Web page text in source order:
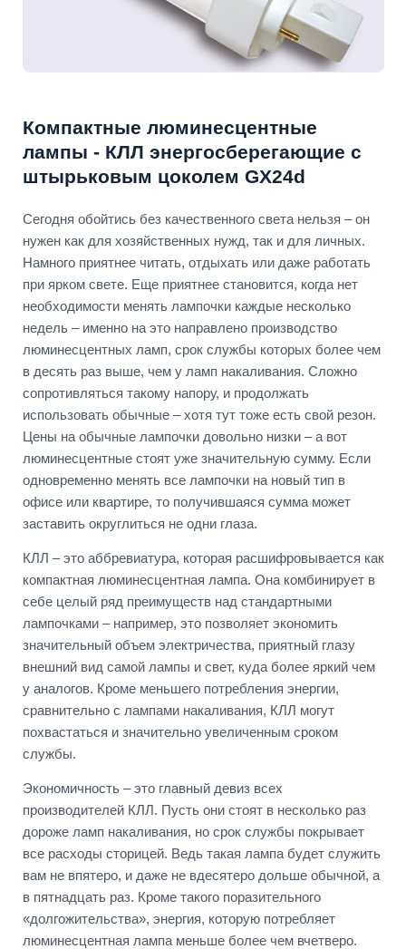
Компактные люминесцентные
лампы - КЛЛ энергосберегающие с
штырьковым цоколем GX24d
Сегодня обойтись без качественного света нельзя – он
нужен как для хозяйственных нужд, так и для личных.
Намного приятнее читать, отдыхать или даже работать
при ярком свете. Еще приятнее становится, когда нет
необходимости менять лампочки каждые несколько
недель – именно на это направлено производство
люминесцентных ламп, срок службы которых более чем
в десять раз выше, чем у ламп накаливания. Сложно
сопротивляться такому напору, и продолжать
использовать обычные – хотя тут тоже есть свой резон.
Цены на обычные лампочки довольно низки – а вот
люминесцентные стоят уже значительную сумму. Если
одновременно менять все лампочки на новый тип в
офисе или квартире, то получившаяся сумма может
заставить округлиться не одни глаза.
КЛЛ – это аббревиатура, которая расшифровывается как
компактная люминесцентная лампа. Она комбинирует в
себе целый ряд преимуществ над стандартными
лампочками – например, это позволяет экономить
значительный объем электричества, приятный глазу
внешний вид самой лампы и свет, куда более яркий чем
у аналогов. Кроме меньшего потребления энергии,
сравнительно с лампами накаливания, КЛЛ могут
похвастаться и значительно увеличенным сроком
службы.
Экономичность – это главный девиз всех
производителей КЛЛ. Пусть они стоят в несколько раз
дороже ламп накаливания, но срок службы покрывает
все расходы сторицей. Ведь такая лампа будет служить
вам не впятеро, и даже не вдесятеро дольше обычной, а
в пятнадцать раз. Кроме такого поразительного
«долгожительства», энергия, которую потребляет
люминесцентная лампа меньше более чем вчетверо.